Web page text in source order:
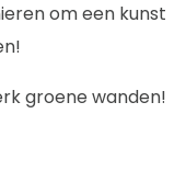
om een kunst
groene wanden!